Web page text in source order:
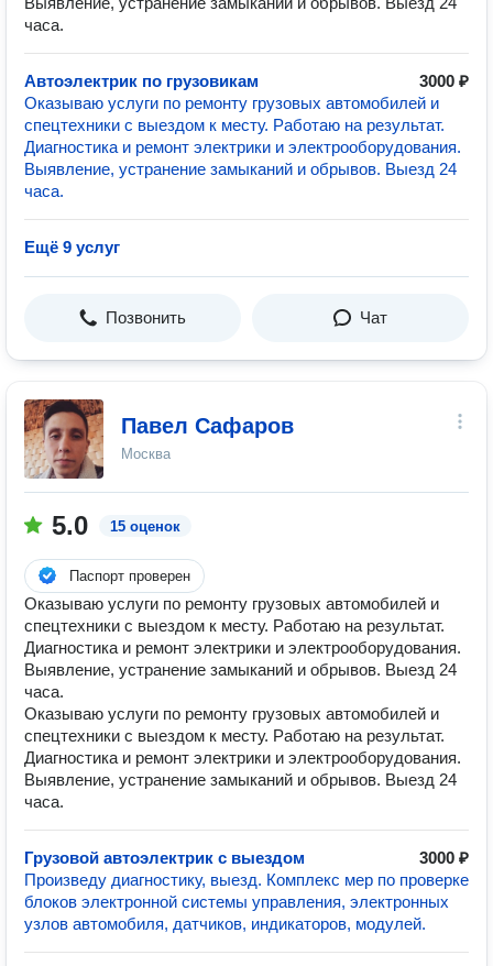
часа.
Автоэлектрик по грузовикам
3000 ₽
Оказываю услуги по ремонту грузовых автомобилей и
спецтехники с выездом к месту. Работаю на результат.
Диагностика и ремонт электрики и электрооборудования.
Выявление, устранение замыканий и обрывов. Выезд 24
часа.
Ещё 9 услуг
Позвонить Чат
Павел Сафаров
Москва
5.0 15 оценок
Паспорт проверен
Оказываю услуги по ремонту грузовых автомобилей и
спецтехники с выездом к месту. Работаю на результат.
Диагностика и ремонт электрики и электрооборудования.
Выявление, устранение замыканий и обрывов. Выезд 24
часа.
Оказываю услуги по ремонту грузовых автомобилей и
спецтехники с выездом к месту. Работаю на результат.
Диагностика и ремонт электрики и электрооборудования.
Выявление, устранение замыканий и обрывов. Выезд 24
часа.
Грузовой автоэлектрик с выездом
3000 ₽
Произведу диагностику, выезд. Комплекс мер по проверке
блоков электронной системы управления, электронных
узлов автомобиля, датчиков, индикаторов, модулей.